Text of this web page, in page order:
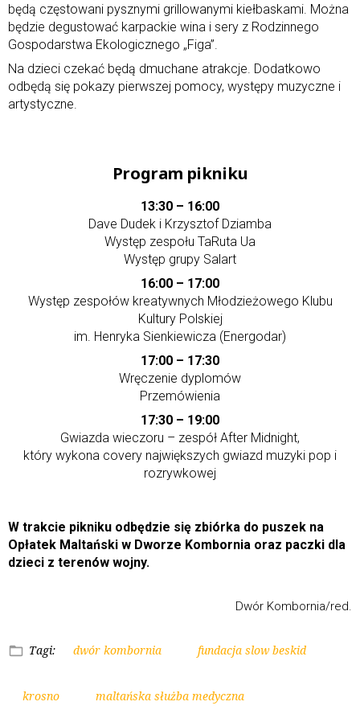
będą częstowani pysznymi grillowanymi kiełbaskami. Można
będzie degustować karpackie wina i sery z Rodzinnego
Gospodarstwa Ekologicznego „Figa”.
Na dzieci czekać będą dmuchane atrakcje. Dodatkowo
odbędą się pokazy pierwszej pomocy, występy muzyczne i
artystyczne.
Program pikniku
13:30 – 16:00
Dave Dudek i Krzysztof Dziamba
Występ zespołu TaRuta Ua
Występ grupy Salart
16:00 – 17:00
Występ zespołów kreatywnych Młodzieżowego Klubu
Kultury Polskiej
im. Henryka Sienkiewicza (Energodar)
17:00 – 17:30
Wręczenie dyplomów
Przemówienia
17:30 – 19:00
Gwiazda wieczoru – zespół After Midnight,
który wykona covery największych gwiazd muzyki pop i
rozrywkowej
W trakcie pikniku odbędzie się zbiórka do puszek na
Opłatek Maltański w Dworze Kombornia oraz paczki dla
dzieci z terenów wojny.
Dwór Kombornia/red.
Tagi: dwór kombornia fundacja slow beskid
krosno maltańska służba medyczna